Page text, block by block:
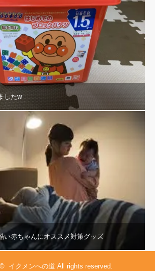
したw
い赤ちゃんにオススメ対策グッズ
イクメンへの道 All rights reserved.